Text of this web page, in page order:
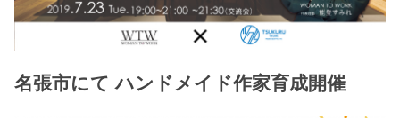
名張市にて ハンドメイド作家育成開催